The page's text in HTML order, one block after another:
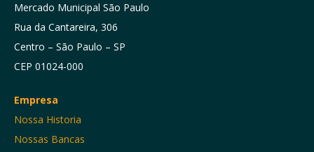
Mercado Municipal São Paulo
Rua da Cantareira, 306
Centro – São Paulo – SP
CEP 01024-000
Empresa
Nossa Historia
Nossas Bancas